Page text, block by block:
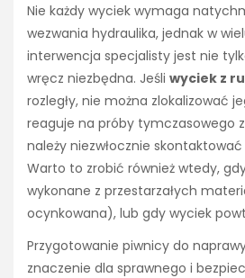
Nie każdy wyciek wymaga
wezwania hydraulika, jednak w
interwencja specjalisty jest nie
wręcz niezbędna. Jeśli wyciek z
rozległy, nie można zlokalizować
reaguje na próby tymczasowego
należy niezwłocznie
Warto to zrobić również wtedy,
wykonane z przestarzałych
ocynkowana), lub gdy wyciek
Przygotowanie piwnicy do
znaczenie dla sprawnego i